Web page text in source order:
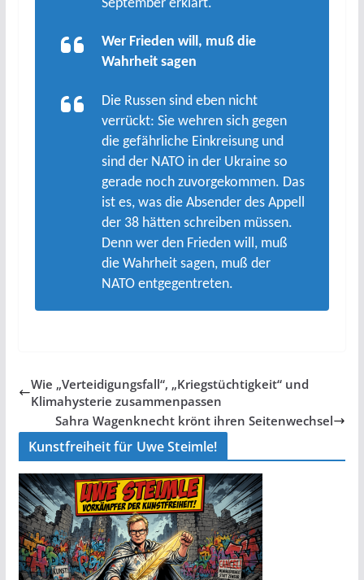
September erklärt.
Wer Frieden will, muß die
Wahrheit sagen
Die Russen sind eben nicht
verrückt: Sie wehren sich gegen
die gefährliche Einkreisung und
sind der NATO in der Ukraine so
gerade noch zuvorgekommen. Das
ist es, was die Absender des Appell
der 38 hätten schreiben müssen.
Denn wer den Frieden will, muß
die Wahrheit sagen, muß der
NATO entgegentreten.
Wie „Verteidigungsfall“, „Kriegstüchtigkeit“ und
Klimahysterie zusammenpassen
Sahra Wagenknecht krönt ihren Seitenwechsel
Kunstfreiheit für Uwe Steimle!